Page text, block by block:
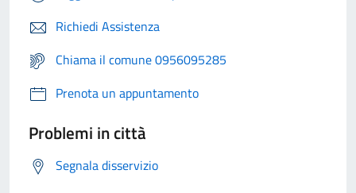
Richiedi Assistenza
Chiama il comune 0956095285
Prenota un appuntamento
Problemi in città
Segnala disservizio